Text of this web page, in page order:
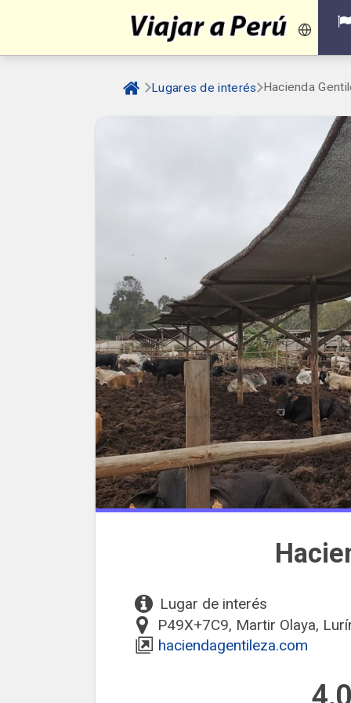
Lugares de interés Hacienda
Lugar de interés
P49X+7C9, Martir Olaya,
haciendagentileza.com